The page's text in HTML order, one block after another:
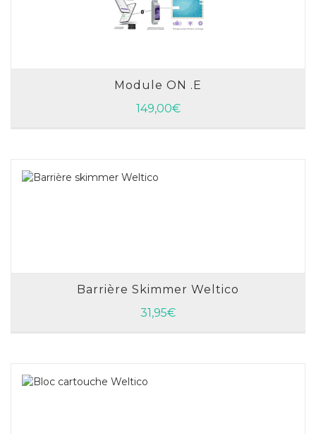
Module ON .E
149,00€
AJOUTER AU PANIER
Barrière Skimmer Weltico
31,95€
AJOUTER AU PANIER